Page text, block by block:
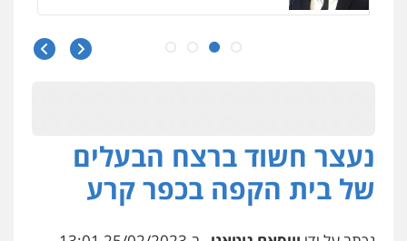
עו"ד נס בן נתן
עו"ד משה פלמור
פלילי כלכלי צווארון לבן עורכי דין לענייני
אסירים
0549732303
נעצר חשוד ברצח הבעלים
של בית הקפה בכפר קרע